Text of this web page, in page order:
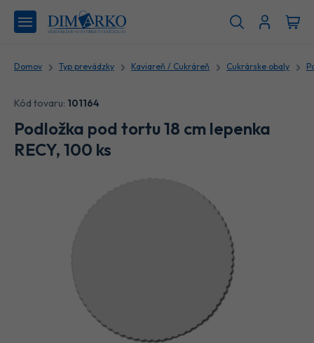
Domov Typ prevádzky Kaviareň / Cukráreň Cukrárske obaly
Podložka pod tortu 18 cm lepenka
RECY, 100 ks
Kód tovaru: 101164